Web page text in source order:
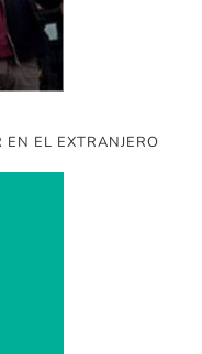
EN EL EXTRANJERO